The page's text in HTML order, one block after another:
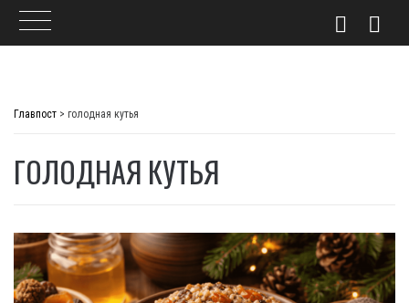
Главпост > голодная кутья
ГОЛОДНАЯ КУТЬЯ